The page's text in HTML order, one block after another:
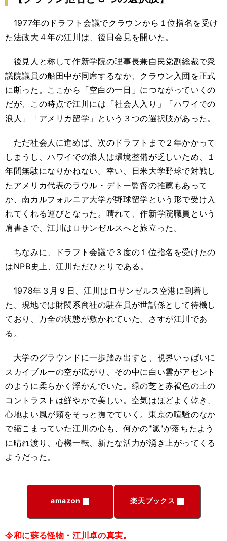
1977年のドラフト会議でクラウンから１位指名を受け
た法政大４年の江川は、後日会見を開いた。
後見人と称して作新学院の理事長兼自民党副総裁で衆
議院議員の船田中が同席するなか、クラウン入団を正式
に断った。ここから「空白の一日」につながっていくの
だが、この時点で江川には「社会人入り」「ハワイでの
浪人」「アメリカ留学」という３つの選択肢があった。
ただ社会人に進めば、次のドラフトまで２年かかって
しまうし、ハワイでの浪人は環境整備が乏しいため、１
年間無駄になりかねない。幸い、日米大学野球で対戦し
たアメリカ代表のラウル・デトー監督の推薦もあって
か、南カルフォルニア大学が野球留学という形で受け入
れてくれる運びとなった。晴れて、作新学院職員という
肩書きで、江川はロサンゼルスへと旅立った。
ちなみに、ドラフト会議で３度の１位指名を受けたの
はNPB史上、江川ただひとりである。
1978年３月９日、江川はロサンゼルス空港に到着し
た。現地では財閥系商社の駐在員が世話係として待機し
ており、万全の状態が敷かれていた。さすが江川であ
る。
大学のグラウンドに一歩踏み出すと、視界いっぱいに
スカイブルーの空が広がり、その中に白い雲がアセント
のように柔らかく浮かんでいた。緑の芝と赤褐色の土の
コントラストは鮮やかで美しい。空気はほどよく乾き、
心地よい風が頬をそっと撫でていく。東京の喧騒のなか
で縮こまっていた江川の心も、何かの"澱"が落ちたよう
に晴れ渡り、心機一転、新たな活力が湧き上がってくる
ようだった。
amazon 楽天ブックス
令和に蘇る怪物・江川卓の真実。